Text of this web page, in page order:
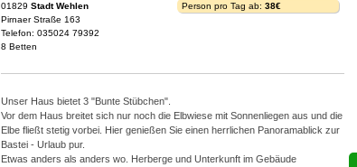
01829 Stadt Wehlen
Pirnaer Straße 163
Telefon: 035024 79392
8 Betten
Person pro Tag ab: 38€
Unser Haus bietet 3 "Bunte Stübchen".
Vor dem Haus breitet sich nur noch die Elbwiese mit Sonnenliegen aus und die
Elbe fließt stetig vorbei. Hier genießen Sie einen herrlichen Panoramablick zur
Bastei - Urlaub pur.
Etwas anders als anders wo. Herberge und Unterkunft im Gebäude